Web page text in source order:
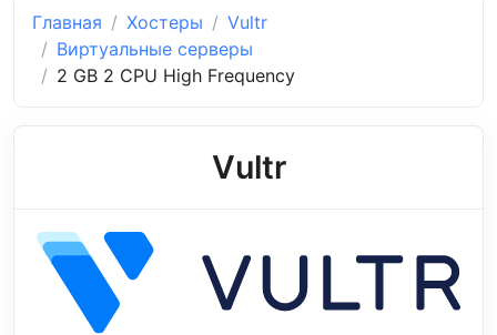
Главная Хостеры
Vultr
Виртуальные серверы
2 GB 2 CPU High Frequency
Vultr